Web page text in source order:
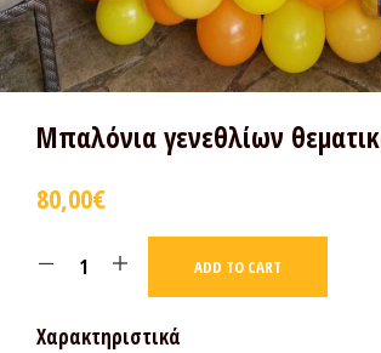
Μπαλόνια γενεθλίων
80,00€
ADD TO CART
Χαρακτηριστικά